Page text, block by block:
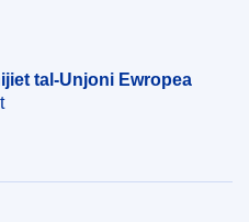
tal-Unjoni Ewropea